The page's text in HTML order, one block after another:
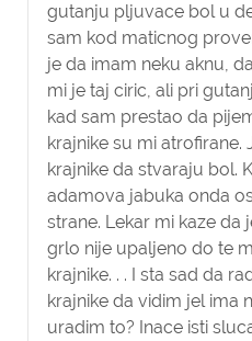
gutanju pljuvace bol u
sam kod maticnog
je da imam neku aknu,
mi je taj ciric, ali pri
kad sam prestao da
krajnike su mi atrofirane.
krajnike da stvaraju bol.
adamova jabuka onda
strane. Lekar mi kaze da
grlo nije upaljeno do te
krajnike. . . I sta sad da
krajnike da vidim jel ima
uradim to? Inace isti